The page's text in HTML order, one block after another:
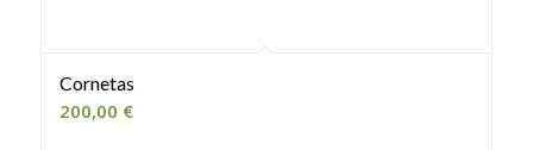
Cornetas
200,00 €